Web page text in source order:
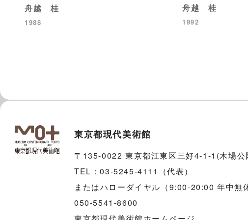
舟越 桂
1988
舟越 桂
1992
東京都現代美術館
〒135-0022 東京都江東区三好4-1-1(木場公
TEL：03-5245-4111（代表）
またはハローダイヤル（9:00-20:00 年中無
050-5541-8600